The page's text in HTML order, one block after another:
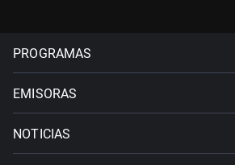
PROGRAMAS
EMISORAS
NOTICIAS